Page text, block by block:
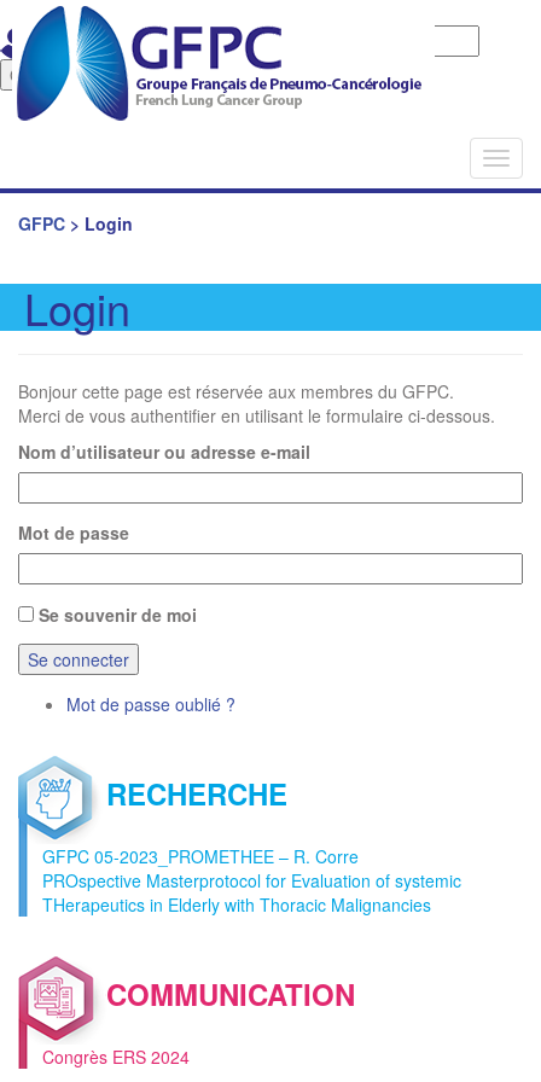
Identifiant Mot de passe
Mot de pase oublié
GFPC > Login
Login
Bonjour cette page est réservée aux membres du GFPC.
Merci de vous authentifier en utilisant le formulaire ci-dessous.
Nom d’utilisateur ou adresse e-mail
Mot de passe
Se souvenir de moi
Mot de passe oublié ?
RECHERCHE
GFPC 05-2023_PROMETHEE – R. Corre
PROspective Masterprotocol for Evaluation of systemic
THerapeutics in Elderly with Thoracic Malignancies
COMMUNICATION
Congrès ERS 2024